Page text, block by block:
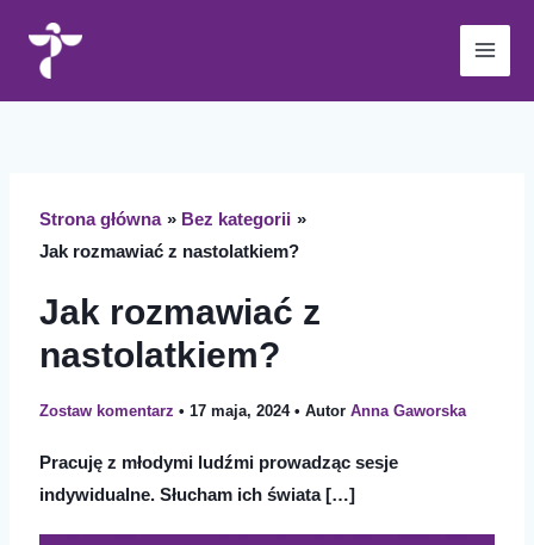
treści
Strona główna
Bez kategorii
Jak rozmawiać z nastolatkiem?
Jak rozmawiać z
nastolatkiem?
Zostaw komentarz •17 maja, 2024• Autor Anna Gaworska
Pracuję z młodymi ludźmi prowadząc sesje
indywidualne. Słucham ich świata […]